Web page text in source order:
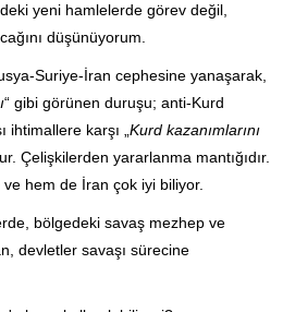
yeni hamlelerde görev değil,
düşünüyorum.
Suriye-İran cephesine yanaşarak,
“ gibi görünen duruşu; anti-Kurd
ihtimallere karşı „ Kurd kazanımlarını
Çelişkilerden yararlanma mantığıdır.
hem de İran çok iyi biliyor.
bölgedeki savaş mezhep ve
devletler savaşı sürecine